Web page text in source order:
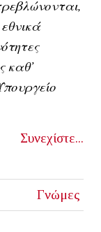
καθ’
Συνεχίστε...
Γνώμες